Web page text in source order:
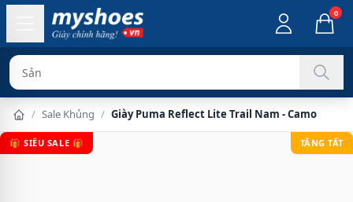
0
Sản phẩm chính
/ Sale Khủng / Giày Puma Reflect Lite Trail Nam - Camo
🎁 SIÊU SALE 🎁 TẶNG TẤT